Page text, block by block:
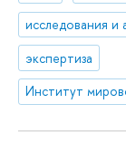
исследования и
экспертиза